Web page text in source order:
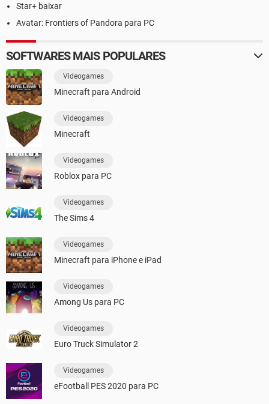
Star+ baixar
Avatar: Frontiers of Pandora para PC
SOFTWARES MAIS POPULARES
Videogames
Minecraft para Android
Videogames
Minecraft
Videogames
Roblox para PC
Videogames
The Sims 4
Videogames
Minecraft para iPhone e iPad
Videogames
Among Us para PC
Videogames
Euro Truck Simulator 2
Videogames
eFootball PES 2020 para PC